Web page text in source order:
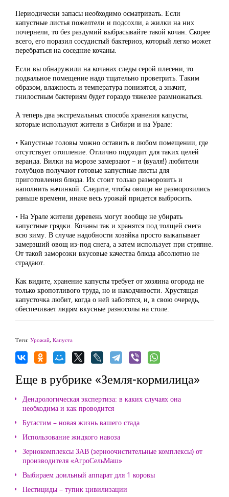
Периодически запасы необходимо осматривать. Если
капустные листья пожелтели и подсохли, а жилки на них
почернели, то без раздумий выбрасывайте такой кочан. Скорее
всего, его поразил сосудистый бактериоз, который легко может
перебраться на соседние кочаны.
Если вы обнаружили на кочанах следы серой плесени, то
подвальное помещение надо тщательно проветрить. Таким
образом, влажность и температура понизятся, а значит,
гнилостным бактериям будет гораздо тяжелее размножаться.
А теперь два экстремальных способа хранения капусты,
которые используют жители в Сибири и на Урале:
• Капустные головы можно оставить в любом помещении, где
отсутствует отопление. Отлично подходит для таких целей
веранда. Вилки на морозе замерзают – и (вуаля!) любители
голубцов получают готовые капустные листы для
приготовления блюда. Их стоит только разморозить и
наполнить начинкой. Следите, чтобы овощи не разморозились
раньше времени, иначе весь урожай придется выбросить.
• На Урале жители деревень могут вообще не убирать
капустные грядки. Кочаны так и хранятся под толщей снега
всю зиму. В случае надобности хозяйка просто выкапывает
замерзший овощ из-под снега, а затем использует при стряпне.
От такой заморозки вкусовые качества блюда абсолютно не
страдают.
Как видите, хранение капусты требует от хозяина огорода не
только кропотливого труда, но и находчивости. Хрустящая
капусточка любит, когда о ней заботятся, и, в свою очередь,
обеспечивает людям вкусные разносолы на столе.
Теги: Урожай, Капуста
Еще в рубрике «Земля-кормилица»
Дендрологическая экспертиза: в каких случаях она
необходима и как проводится
Бутастим – новая жизнь вашего стада
Использование жидкого навоза
Зернокомплексы ЗАВ (зерноочистительные комплексы) от
производителя «АгроСельМаш»
Выбираем доильный аппарат для 1 коровы
Пестициды – тупик цивилизации